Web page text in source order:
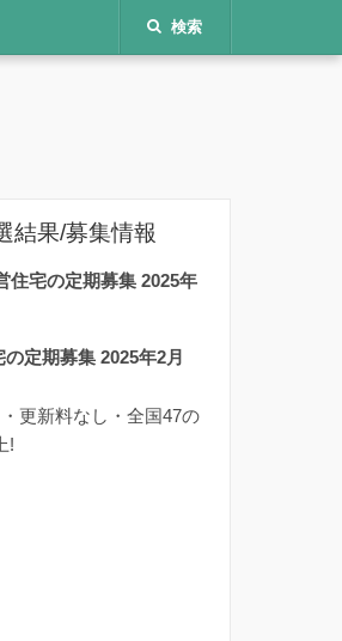
検索
結果/募集情報
住宅の定期募集 2025年
の定期募集 2025年2月
更新料なし・全国47の
!